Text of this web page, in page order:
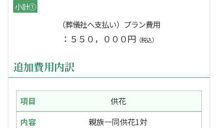
小計①
（葬儀社へ支払い）プラン費用
：５５０，０００円 （税込）
追加費用内訳
供花
親族一同供花1対